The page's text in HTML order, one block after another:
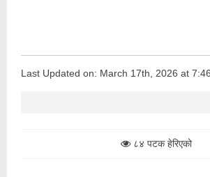
Last Updated on: March 17th, 2026 at
८४ पटक हेरिएको